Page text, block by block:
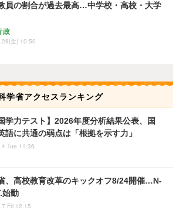
員の割合が過去最高…中学校・高校・大学
政
金) 10:50
学省アクセスランキング
学力テスト】2026年度分析結果公表、国
語に共通の弱点は「根拠を示す力」
Tue 11:36
、高校教育改革のキックオフ8/24開催…N-
始動
Fri 12:15